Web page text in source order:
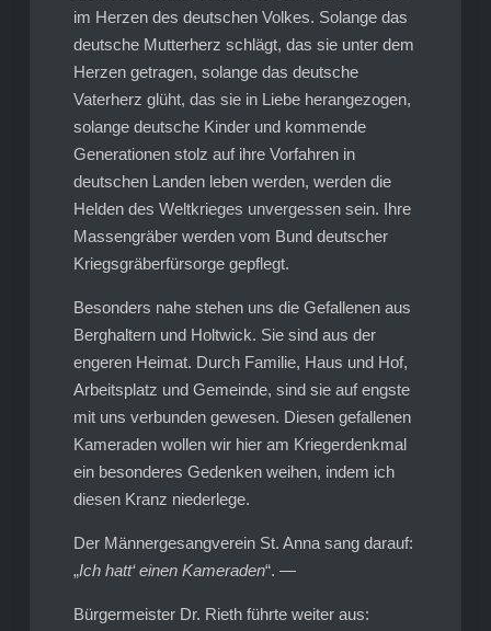
im Herzen des deutschen Volkes. Solange das
deutsche Mutterherz schlägt, das sie unter dem
Herzen getragen, solange das deutsche
Vaterherz glüht, das sie in Liebe herangezogen,
solange deutsche Kinder und kommende
Generationen stolz auf ihre Vorfahren in
deutschen Landen leben werden, werden die
Helden des Weltkrieges unvergessen sein. Ihre
Massengräber werden vom Bund deutscher
Kriegsgräberfürsorge gepflegt.
Besonders nahe stehen uns die Gefallenen aus
Berghaltern und Holtwick. Sie sind aus der
engeren Heimat. Durch Familie, Haus und Hof,
Arbeitsplatz und Gemeinde, sind sie auf engste
mit uns verbunden gewesen. Diesen gefallenen
Kameraden wollen wir hier am Kriegerdenkmal
ein besonderes Gedenken weihen, indem ich
diesen Kranz niederlege.
Der Männergesangverein St. Anna sang darauf:
„Ich hatt‘ einen Kameraden“. —
Bürgermeister Dr. Rieth führte weiter aus: